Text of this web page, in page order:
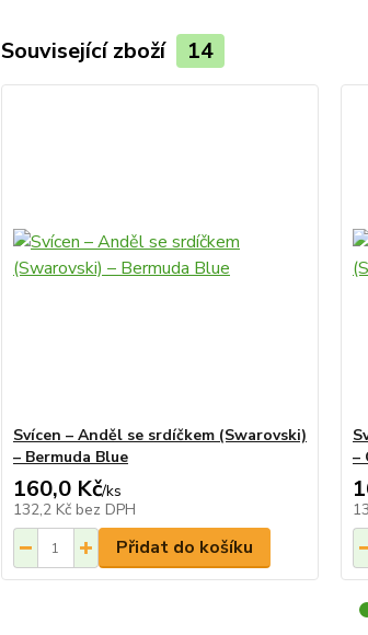
Související zboží 14
Svícen – Anděl se srdíčkem (Swarovski)
– Bermuda Blue
160,0 Kč/ks
132,2 Kč bez DPH
Přidat do košíku
–